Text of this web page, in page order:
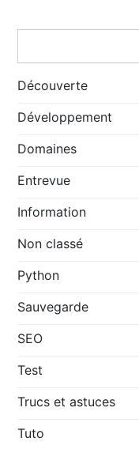
Découverte
Développement
Domaines
Entrevue
Information
Non classé
Python
Sauvegarde
SEO
Test
Trucs et astuces
Tuto